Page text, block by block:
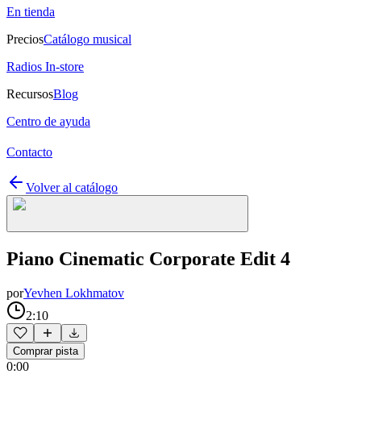
En tienda
PreciosCatálogo musical
Radios In-store
RecursosBlog
Centro de ayuda
Contacto
Volver al catálogo
Piano Cinematic Corporate Edit 4
porYevhen Lokhmatov
2:10
Comprar pista
0:00